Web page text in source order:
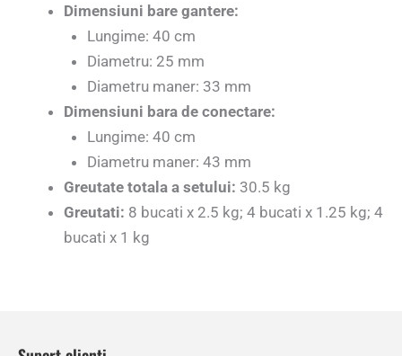
Dimensiuni bare gantere:
Lungime: 40 cm
Diametru: 25 mm
Diametru maner: 33 mm
Dimensiuni bara de conectare:
Lungime: 40 cm
Diametru maner: 43 mm
Greutate totala a setului: 30.5 kg
Greutati: 8 bucati x 2.5 kg; 4 bucati x 1.25 kg; 4
bucati x 1 kg